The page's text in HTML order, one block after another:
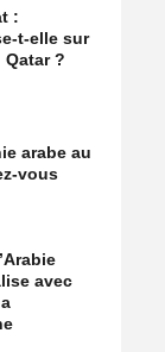
:
t-elle sur
Qatar ?
arabe au
vous
avec